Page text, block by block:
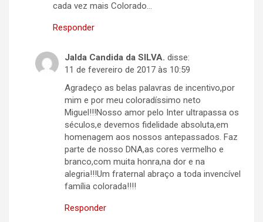
cada vez mais Colorado…
Responder
Jalda Candida da SILVA. disse:
11 de fevereiro de 2017 às 10:59
Agradeço as belas palavras de incentivo,por
mim e por meu coloradíssimo neto
Miguel!!!Nosso amor pelo Inter ultrapassa os
séculos,e devemos fidelidade absoluta,em
homenagem aos nossos antepassados. Faz
parte de nosso DNA,as cores vermelho e
branco,com muita honra,na dor e na
alegria!!!Um fraternal abraço a toda invencível
família colorada!!!!
Responder